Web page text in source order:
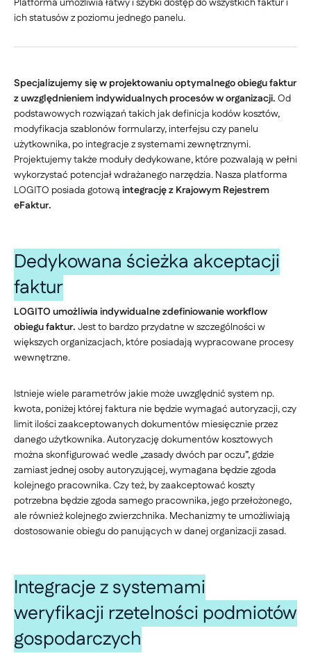
Platforma umożliwia łatwy i szybki dostęp do wszystkich faktur i
ich statusów z poziomu jednego panelu.
Specjalizujemy się w projektowaniu optymalnego obiegu faktur
z uwzględnieniem indywidualnych procesów w organizacji. Od
podstawowych rozwiązań takich jak definicja kodów kosztów,
modyfikacja szablonów formularzy, interfejsu czy panelu
użytkownika, po integracje z systemami zewnętrznymi.
Projektujemy także moduły dedykowane, które pozwalają w pełni
wykorzystać potencjał wdrażanego narzędzia. Nasza platforma
LOGITO posiada gotową integrację z Krajowym Rejestrem
eFaktur.
Dedykowana ścieżka akceptacji
faktur
LOGITO umożliwia indywidualne zdefiniowanie workflow
obiegu faktur. Jest to bardzo przydatne w szczególności w
większych organizacjach, które posiadają wypracowane procesy
wewnętrzne.
Istnieje wiele parametrów jakie może uwzględnić system np.
kwota, poniżej której faktura nie będzie wymagać autoryzacji, czy
limit ilości zaakceptowanych dokumentów miesięcznie przez
danego użytkownika. Autoryzację dokumentów kosztowych
można skonfigurować wedle „zasady dwóch par oczu”, gdzie
zamiast jednej osoby autoryzującej, wymagana będzie zgoda
kolejnego pracownika. Czy też, by zaakceptować koszty
potrzebna będzie zgoda samego pracownika, jego przełożonego,
ale również kolejnego zwierzchnika. Mechanizmy te umożliwiają
dostosowanie obiegu do panujących w danej organizacji zasad.
Integracje z systemami
weryfikacji rzetelności podmiotów
gospodarczych